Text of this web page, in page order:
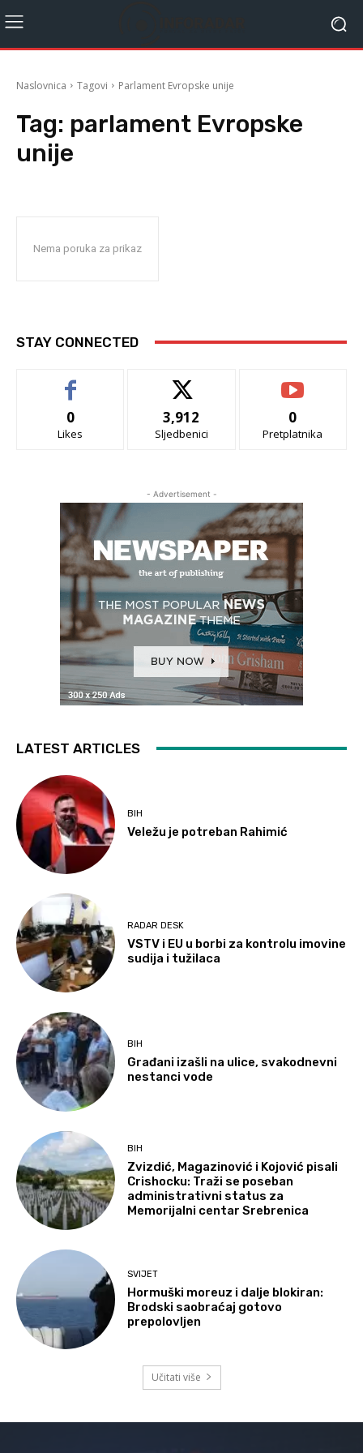
Naslovnica Tagovi Parlament Evropske unije
Tag: parlament Evropske
unije
Nema poruka za prikaz
STAY CONNECTED
0
Likes
3,912
Sljedbenici
0
Pretplatnika
- Advertisement -
LATEST ARTICLES
BIH
Veležu je potreban Rahimić
RADAR DESK
VSTV i EU u borbi za kontrolu imovine
sudija i tužilaca
BIH
Građani izašli na ulice, svakodnevni
nestanci vode
BIH
Zvizdić, Magazinović i Kojović pisali
Crishocku: Traži se poseban
administrativni status za
Memorijalni centar Srebrenica
SVIJET
Hormuški moreuz i dalje blokiran:
Brodski saobraćaj gotovo
prepolovljen
Učitati više